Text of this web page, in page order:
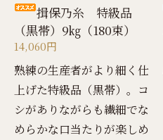
揖保乃糸 特級品
（黒帯）9㎏（180束）
14,060円
熟練の生産者がより細く仕
上げた特級品（黒帯）。コ
シがありながらも繊細でな
めらかな口当たりが楽しめ